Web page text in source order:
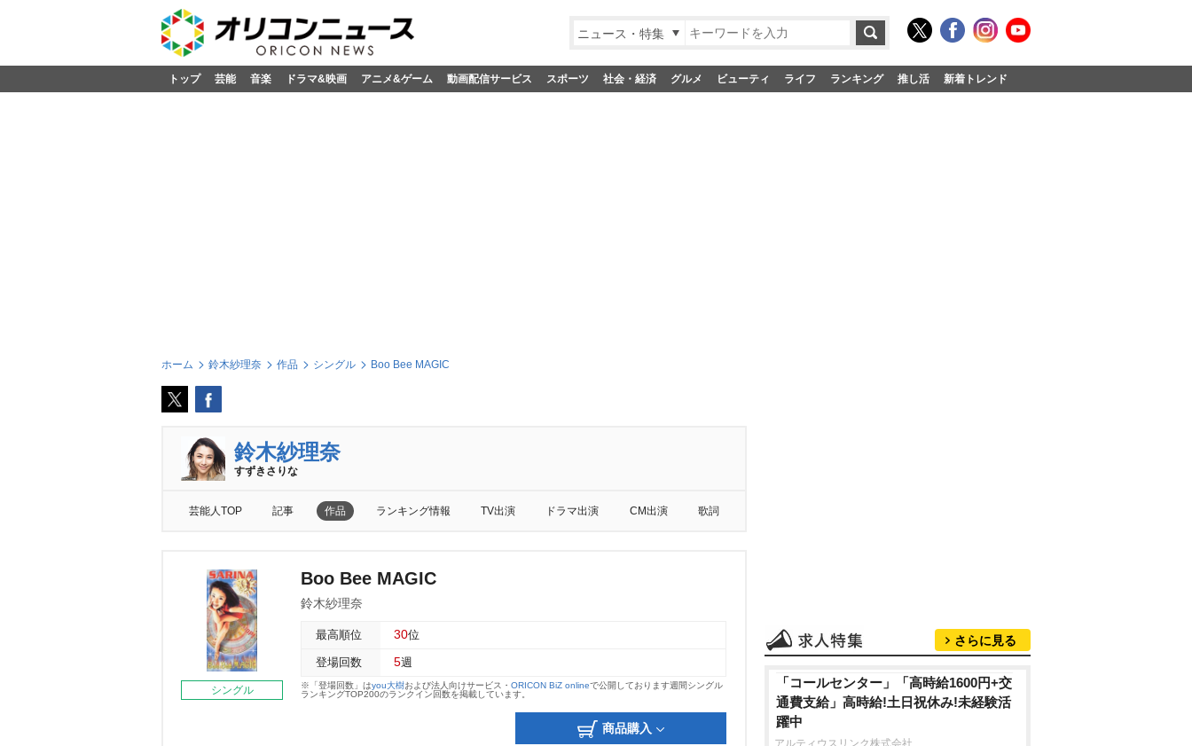
ニュース・特集
トップ 芸能 音楽 ドラマ&映画 アニメ&ゲーム 動画配信サービス スポーツ 社会・経済 グルメ ビューティ ライフ ランキング 推し活 新着トレンド
ホーム 鈴木紗理奈 作品 シングル Boo Bee MAGIC
鈴木紗理奈
すずきさりな
芸能人TOP 記事 作品 ランキング情報 TV出演 ドラマ出演 CM出演 歌詞
シングル
Boo Bee MAGIC
鈴木紗理奈
最高順位 30位
登場回数 5週
※「登場回数」はyou大樹および法人向けサービス・ ORICON BiZ onlineで公開しております週間シングル
ランキングTOP200のランクイン回数を掲載しています。
商品購入
さらに見る
「コールセンター」「高時給1600円+交
通費支給」高時給!土日祝休み!未経験活
躍中
アルティウスリンク株式会社